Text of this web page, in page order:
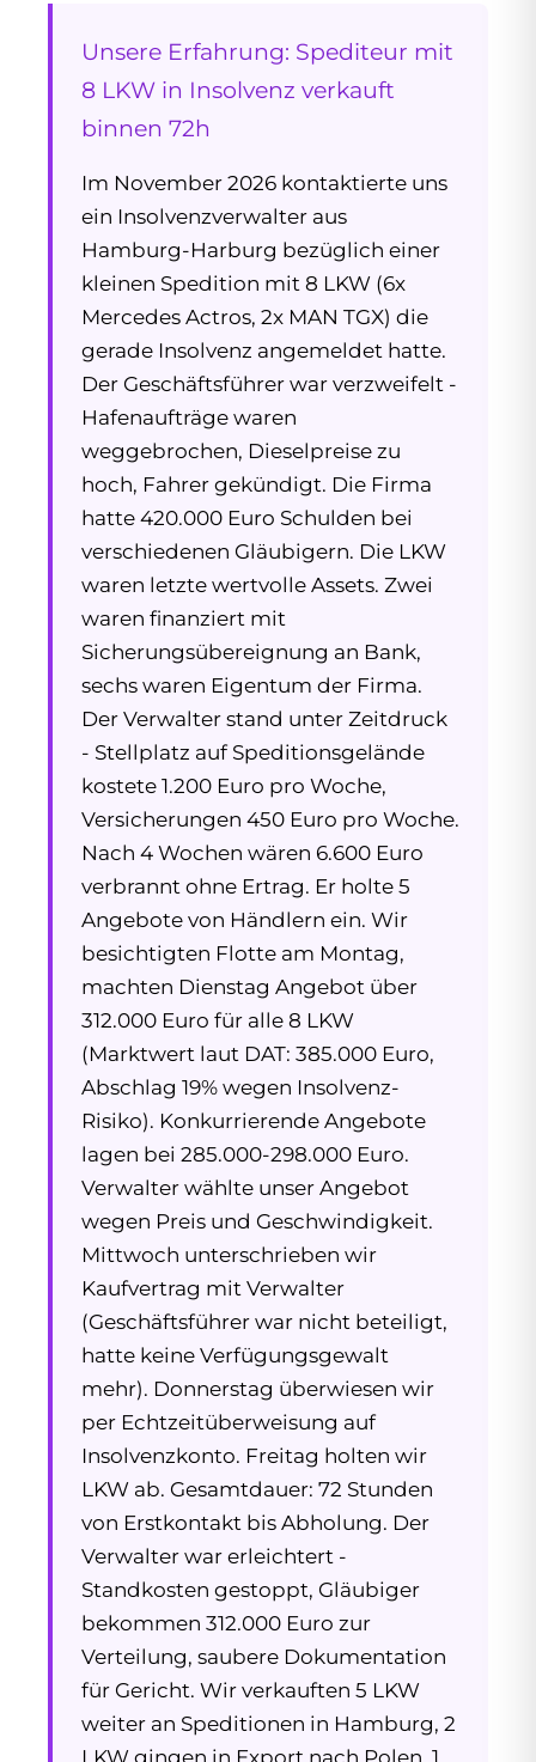
Unsere Erfahrung: Spediteur mit
8 LKW in Insolvenz verkauft
binnen 72h
Im November 2026 kontaktierte uns
ein Insolvenzverwalter aus
Hamburg-Harburg bezüglich einer
kleinen Spedition mit 8 LKW (6x
Mercedes Actros, 2x MAN TGX) die
gerade Insolvenz angemeldet hatte.
Der Geschäftsführer war verzweifelt -
Hafenaufträge waren
weggebrochen, Dieselpreise zu
hoch, Fahrer gekündigt. Die Firma
hatte 420.000 Euro Schulden bei
verschiedenen Gläubigern. Die LKW
waren letzte wertvolle Assets. Zwei
waren finanziert mit
Sicherungsübereignung an Bank,
sechs waren Eigentum der Firma.
Der Verwalter stand unter Zeitdruck
- Stellplatz auf Speditionsgelände
kostete 1.200 Euro pro Woche,
Versicherungen 450 Euro pro Woche.
Nach 4 Wochen wären 6.600 Euro
verbrannt ohne Ertrag. Er holte 5
Angebote von Händlern ein. Wir
besichtigten Flotte am Montag,
machten Dienstag Angebot über
312.000 Euro für alle 8 LKW
(Marktwert laut DAT: 385.000 Euro,
Abschlag 19% wegen Insolvenz-
Risiko). Konkurrierende Angebote
lagen bei 285.000-298.000 Euro.
Verwalter wählte unser Angebot
wegen Preis und Geschwindigkeit.
Mittwoch unterschrieben wir
Kaufvertrag mit Verwalter
(Geschäftsführer war nicht beteiligt,
hatte keine Verfügungsgewalt
mehr). Donnerstag überwiesen wir
per Echtzeitüberweisung auf
Insolvenzkonto. Freitag holten wir
LKW ab. Gesamtdauer: 72 Stunden
von Erstkontakt bis Abholung. Der
Verwalter war erleichtert -
Standkosten gestoppt, Gläubiger
bekommen 312.000 Euro zur
Verteilung, saubere Dokumentation
für Gericht. Wir verkauften 5 LKW
weiter an Speditionen in Hamburg, 2